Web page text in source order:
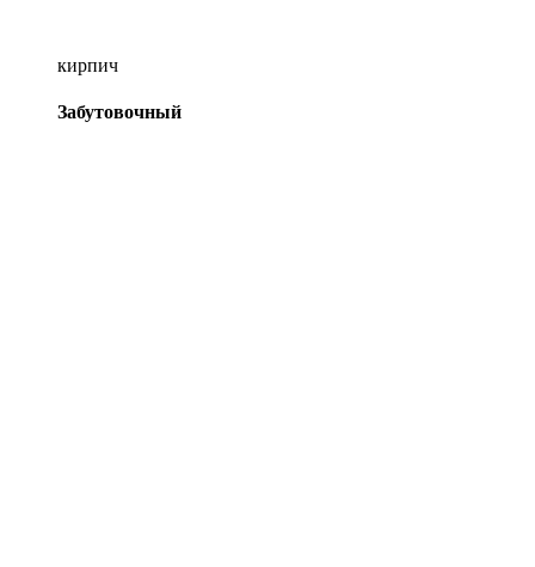
кирпич
Забутовочный